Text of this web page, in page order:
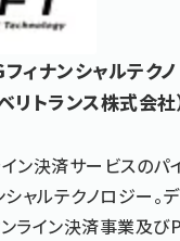
ィナンシャルテクノ
リトランス株式会社
ン決済サービスのパ
ャルテクノロジー。
ライン決済事業及び